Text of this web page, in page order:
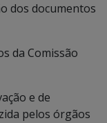
dos documentos
da Comissão
e de
pelos órgãos